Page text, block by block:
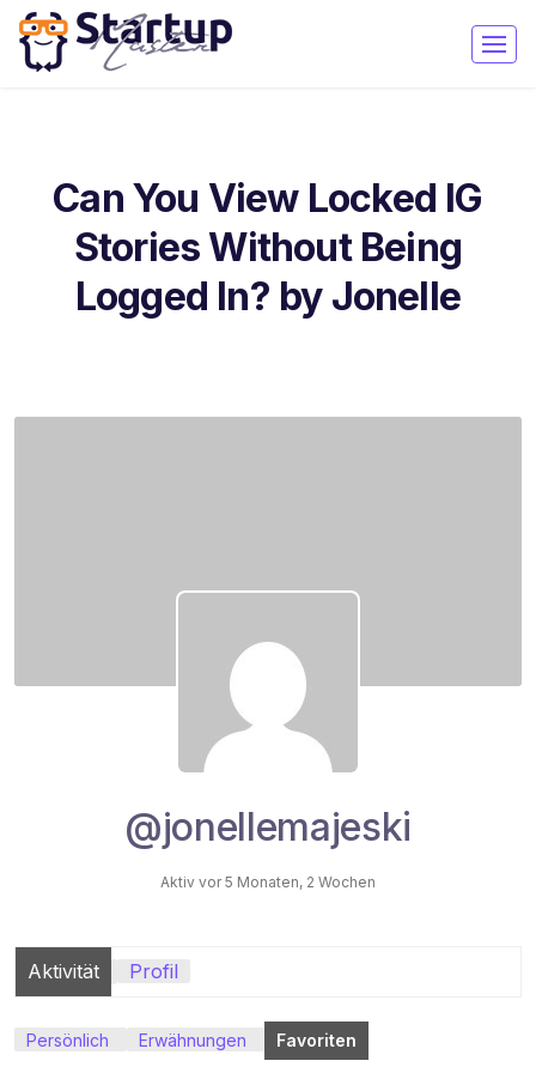
Can You View Locked IG
Stories Without Being
Logged In? by Jonelle
@jonellemajeski
Aktiv vor 5 Monaten, 2 Wochen
Aktivität Profil
Persönlich Erwähnungen Favoriten